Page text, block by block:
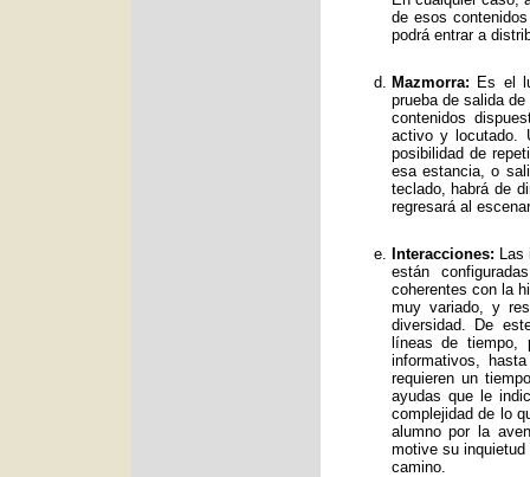
de esos
podrá entrar a
Mazmorra: Es el
prueba de salida
contenidos
activo y locutado.
posibilidad de
esa estancia, o
teclado, habrá de
regresará al
Interacciones: Las
están
coherentes con la
muy variado, y
diversidad. De
líneas de tiempo,
informativos,
requieren un
ayudas que le
complejidad de lo
alumno por la
motive su
camino.